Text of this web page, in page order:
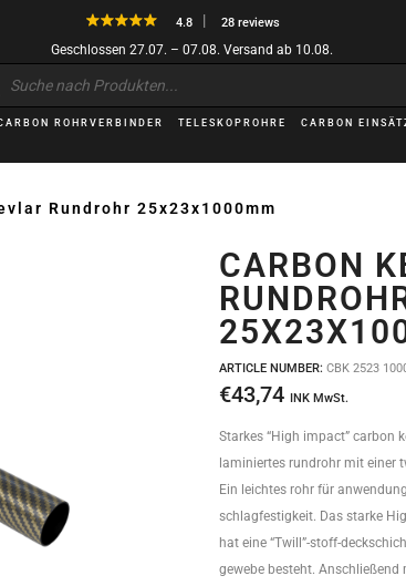
4.8 28 reviews
Geschlossen 27.07. – 07.08. Versand ab 10.08.
ROHRVERBINDER TELESKOPROHRE CARBON
Rundrohr 25x23x1000mm
CARBON
ARTICLE NUMBER: CBK 2523
€43,74 INK MwSt.
Starkes “High impact” carbon
laminiertes rundrohr mit einer
Ein leichtes rohr für
schlagfestigkeit. Das starke
hat eine “Twill”-stoff-
gewebe besteht. Anschließend